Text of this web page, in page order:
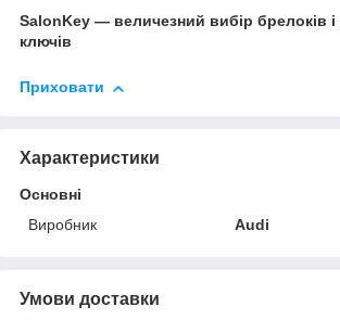
SalonKey — величезний вибір брелоків і
ключів
Приховати
Характеристики
Основні
Виробник
Audi
Умови доставки